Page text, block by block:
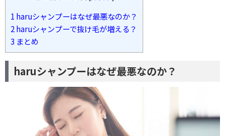
1 haruシャンプーはなぜ最悪なのか？
2haruシャンプーで抜け毛が増える？
3 まとめ
haruシャンプーはなぜ最悪なのか？